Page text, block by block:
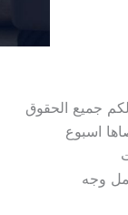
جميع الحقوق
اسبوع
وجه